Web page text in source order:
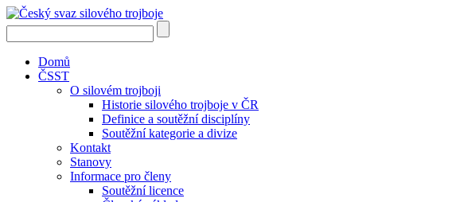
Domů
ČSST
O silovém trojboji
Historie silového trojboje v ČR
Definice a soutěžní disciplíny
Soutěžní kategorie a divize
Kontakt
Stanovy
Informace pro členy
Soutěžní licence